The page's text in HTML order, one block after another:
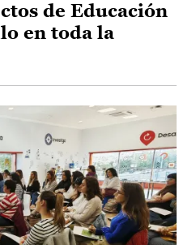
de Educación
en toda la